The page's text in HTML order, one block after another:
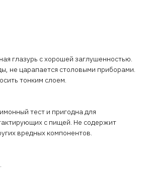
глазурь с хорошей заглушенностью.
не царапается столовыми приборами.
тонким слоем.
тест и пригодна для
с пищей. Не содержит
вредных компонентов.